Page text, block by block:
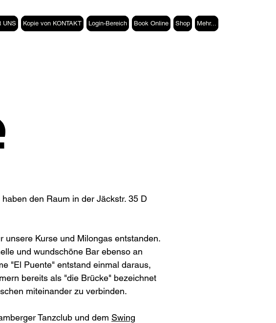
UNS Kopie von KONTAKT Login-Bereich Book Online Shop Mehr...
den Raum in der Jäckstr. 35 D
unsere Kurse und Milongas entstanden.
und wundschöne Bar ebenso an
"El Puente" entstand einmal daraus,
bereits als "die Brücke" bezeichnet
miteinander zu verbinden.
Tanzclub und dem Swing